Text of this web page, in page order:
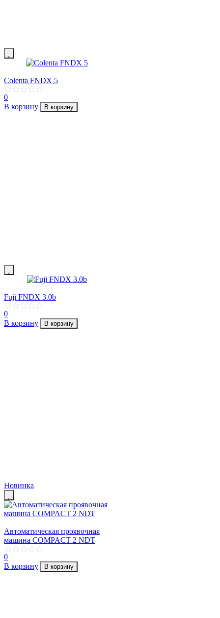
Colenta FNDX 5
0
В корзину
В корзину
Fuji FNDX 3.0b
0
В корзину
В корзину
Новинка
Автоматическая проявочная
машина COMPACT 2 NDT
0
В корзину
В корзину